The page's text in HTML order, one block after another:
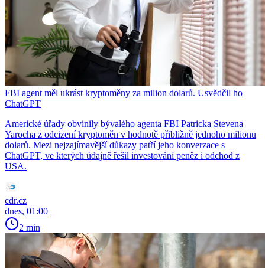
FBI agent měl ukrást kryptoměny za milion dolarů. Usvědčil ho
ChatGPT
Americké úřady obvinily bývalého agenta FBI Patricka Stevena
Yarocha z odcizení kryptoměn v hodnotě přibližně jednoho milionu
dolarů. Mezi nejzajímavější důkazy patří jeho konverzace s
ChatGPT, ve kterých údajně řešil investování peněz i odchod z
USA.
cdr.cz
dnes, 01:00
2 min